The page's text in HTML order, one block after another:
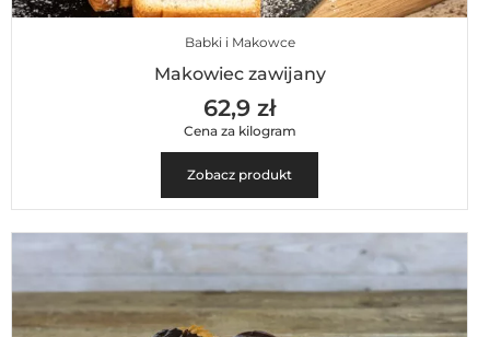
Babki i Makowce
Makowiec zawijany
62,9 zł
Cena za kilogram
Zobacz produkt